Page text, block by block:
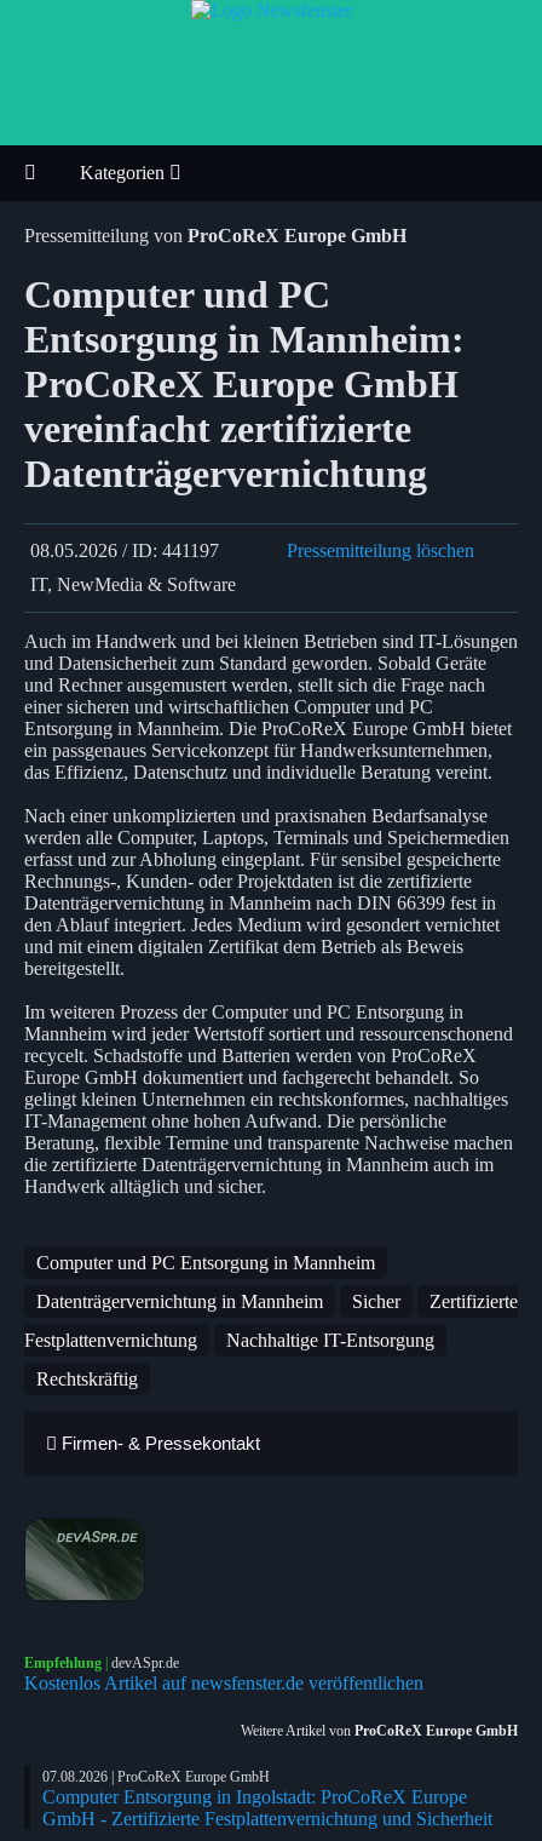
Kategorien
Pressemitteilung von ProCoReX Europe GmbH
Computer und PC
Entsorgung in Mannheim:
ProCoReX Europe GmbH
vereinfacht zertifizierte
Datenträgervernichtung
08.05.2026 / ID: 441197
Pressemitteilung löschen
IT, NewMedia & Software
Auch im Handwerk und bei kleinen Betrieben sind IT-Lösungen
und Datensicherheit zum Standard geworden. Sobald Geräte
und Rechner ausgemustert werden, stellt sich die Frage nach
einer sicheren und wirtschaftlichen Computer und PC
Entsorgung in Mannheim. Die ProCoReX Europe GmbH bietet
ein passgenaues Servicekonzept für Handwerksunternehmen,
das Effizienz, Datenschutz und individuelle Beratung vereint.
Nach einer unkomplizierten und praxisnahen Bedarfsanalyse
werden alle Computer, Laptops, Terminals und Speichermedien
erfasst und zur Abholung eingeplant. Für sensibel gespeicherte
Rechnungs-, Kunden- oder Projektdaten ist die zertifizierte
Datenträgervernichtung in Mannheim nach DIN 66399 fest in
den Ablauf integriert. Jedes Medium wird gesondert vernichtet
und mit einem digitalen Zertifikat dem Betrieb als Beweis
bereitgestellt.
Im weiteren Prozess der Computer und PC Entsorgung in
Mannheim wird jeder Wertstoff sortiert und ressourcenschonend
recycelt. Schadstoffe und Batterien werden von ProCoReX
Europe GmbH dokumentiert und fachgerecht behandelt. So
gelingt kleinen Unternehmen ein rechtskonformes, nachhaltiges
IT-Management ohne hohen Aufwand. Die persönliche
Beratung, flexible Termine und transparente Nachweise machen
die zertifizierte Datenträgervernichtung in Mannheim auch im
Handwerk alltäglich und sicher.
Computer und PC Entsorgung in Mannheim
Datenträgervernichtung in Mannheim
Sicher
Zertifizierte
Festplattenvernichtung
Nachhaltige IT-Entsorgung
Rechtskräftig
Firmen- & Pressekontakt
Empfehlung | devASpr.de
Kostenlos Artikel auf newsfenster.de veröffentlichen
Weitere Artikel von ProCoReX Europe GmbH
07.08.2026 | ProCoReX Europe GmbH
Computer Entsorgung in Ingolstadt: ProCoReX Europe
GmbH - Zertifizierte Festplattenvernichtung und Sicherheit